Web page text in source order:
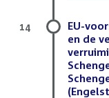
EU-
en de
14